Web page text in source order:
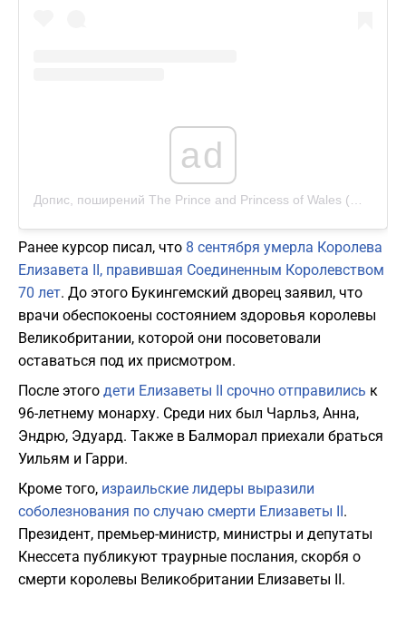
ad
Допис, поширений The Prince and Princess of Wales (@princeandprincessofwales)
Ранее курсор писал, что 8 сентября умерла Королева
Елизавета II, правившая Соединенным Королевством
70 лет. До этого Букингемский дворец заявил, что
врачи обеспокоены состоянием здоровья королевы
Великобритании, которой они посоветовали
оставаться под их присмотром.
После этого дети Елизаветы II срочно отправились к
96-летнему монарху. Среди них был Чарльз, Анна,
Эндрю, Эдуард. Также в Балморал приехали браться
Уильям и Гарри.
Кроме того, израильские лидеры выразили
соболезнования по случаю смерти Елизаветы II .
Президент, премьер-министр, министры и депутаты
Кнессета публикуют траурные послания, скорбя о
смерти королевы Великобритании Елизаветы II.